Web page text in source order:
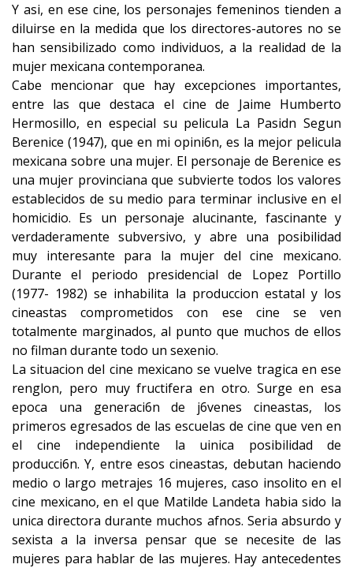
Y asi, en ese cine, los personajes femeninos tienden a
diluirse en la medida que los directores-autores no se
han sensibilizado como individuos, a la realidad de la
mujer mexicana contemporanea.
Cabe mencionar que hay excepciones importantes,
entre las que destaca el cine de Jaime Humberto
Hermosillo, en especial su pelicula La Pasidn Segun
Berenice (1947), que en mi opini6n, es la mejor pelicula
mexicana sobre una mujer. El personaje de Berenice es
una mujer provinciana que subvierte todos los valores
establecidos de su medio para terminar inclusive en el
homicidio. Es un personaje alucinante, fascinante y
verdaderamente subversivo, y abre una posibilidad
muy interesante para la mujer del cine mexicano.
Durante el periodo presidencial de Lopez Portillo
(1977- 1982) se inhabilita la produccion estatal y los
cineastas comprometidos con ese cine se ven
totalmente marginados, al punto que muchos de ellos
no filman durante todo un sexenio.
La situacion del cine mexicano se vuelve tragica en ese
renglon, pero muy fructifera en otro. Surge en esa
epoca una generaci6n de j6venes cineastas, los
primeros egresados de las escuelas de cine que ven en
el cine independiente la uinica posibilidad de
producci6n. Y, entre esos cineastas, debutan haciendo
medio o largo metrajes 16 mujeres, caso insolito en el
cine mexicano, en el que Matilde Landeta habia sido la
unica directora durante muchos afnos. Seria absurdo y
sexista a la inversa pensar que se necesite de las
mujeres para hablar de las mujeres. Hay antecedentes